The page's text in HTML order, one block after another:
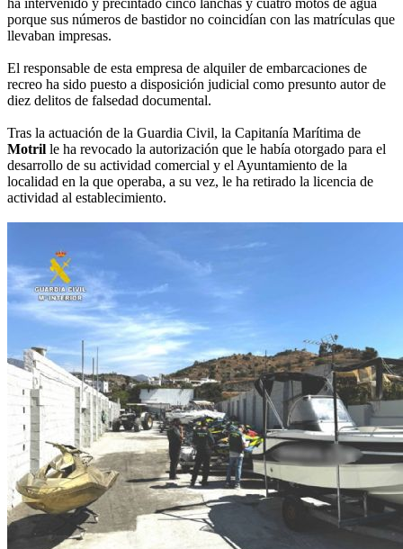
ha intervenido y precintado cinco lanchas y cuatro motos de agua
porque sus números de bastidor no coincidían con las matrículas que
llevaban impresas.
El responsable de esta empresa de alquiler de embarcaciones de
recreo ha sido puesto a disposición judicial como presunto autor de
diez delitos de falsedad documental.
Tras la actuación de la Guardia Civil, la Capitanía Marítima de
Motril le ha revocado la autorización que le había otorgado para el
desarrollo de su actividad comercial y el Ayuntamiento de la
localidad en la que operaba, a su vez, le ha retirado la licencia de
actividad al establecimiento.